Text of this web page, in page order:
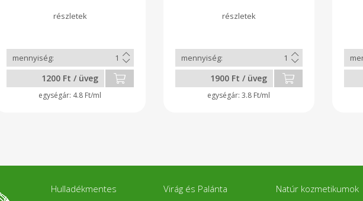
pohár rosé fröccsbe 2-3 cl
levendulaszörpöt teszünk,
1200 Ft / üveg
4.8 Ft/ml
pohár rosé fröccsbe 2-3 cl
levendulaszörpöt teszünk,
1900 Ft / üveg
3.8 Ft/ml
Hulladékmentes
Virág és Palánta
Natúr kozmetikumok